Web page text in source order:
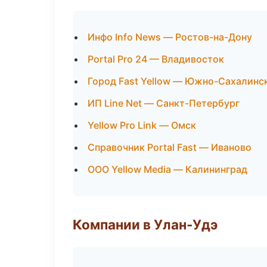
Инфо Info News — Ростов-на-Дону
Portal Pro 24 — Владивосток
Город Fast Yellow — Южно-
ИП Line Net — Санкт-Петербург
Yellow Pro Link — Омск
Справочник Portal Fast — Иваново
ООО Yellow Media — Калининград
Компании в Улан-Удэ